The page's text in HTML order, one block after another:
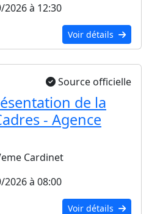
2026 à 12:30
Voir détails
Source officielle
de la
- Agence
Cardinet
2026 à 08:00
Voir détails